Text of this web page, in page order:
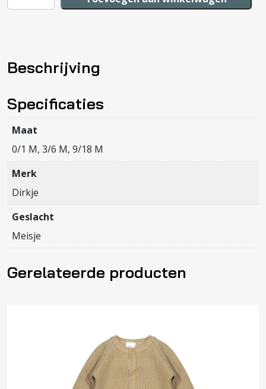
2-
Beschrijving
Specificaties
Maat
0/1 M, 3/6 M, 9/18 M
Merk
Dirkje
Geslacht
Meisje
Gerelateerde producten